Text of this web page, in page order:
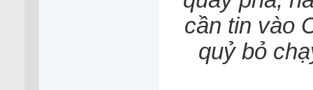
cần tin vào
quỷ bỏ